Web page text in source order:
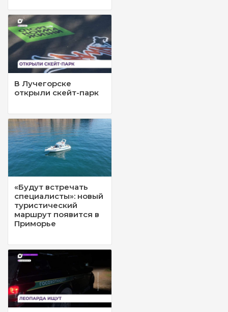
В Лучегорске
открыли скейт-парк
«Будут встречать
специалисты»: новый
туристический
маршрут появится в
Приморье